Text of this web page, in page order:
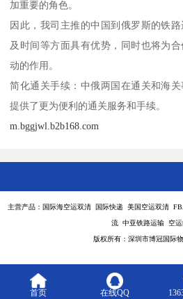
加重要的角色。
因此，我司主推的中国到俄罗斯的铁
及时间等方面具有优势，同时也将为
动的作用。
简化通关手续：中俄两国在通关和海
提供了更为便利的通关服务和手续。
m.bggjwl.b2b168.com
主营产品：国际海空运双清 国际快递 美国空运双清
流 中亚铁路运输 空
版权所有：深圳市博冠国际
首页 在线QQ